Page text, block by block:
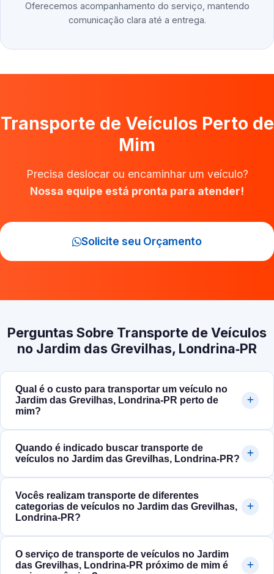
Oferecemos acompanhamento do serviço, mantendo
comunicação clara até a entrega.
Transporte de Veículos Perto de
Mim
Precisa deslocar ou encaminhar um veículo?
Nossa equipe está pronta para atender!
Solicite seu Orçamento
Perguntas Sobre Transporte de Veículos
no Jardim das Grevilhas, Londrina‑PR
Qual é o custo para transportar um veículo no
Jardim das Grevilhas, Londrina‑PR perto de
mim?
Quando é indicado buscar transporte de
veículos no Jardim das Grevilhas, Londrina‑PR?
Vocês realizam transporte de diferentes
categorias de veículos no Jardim das Grevilhas,
Londrina‑PR?
O serviço de transporte de veículos no Jardim
das Grevilhas, Londrina‑PR próximo de mim é